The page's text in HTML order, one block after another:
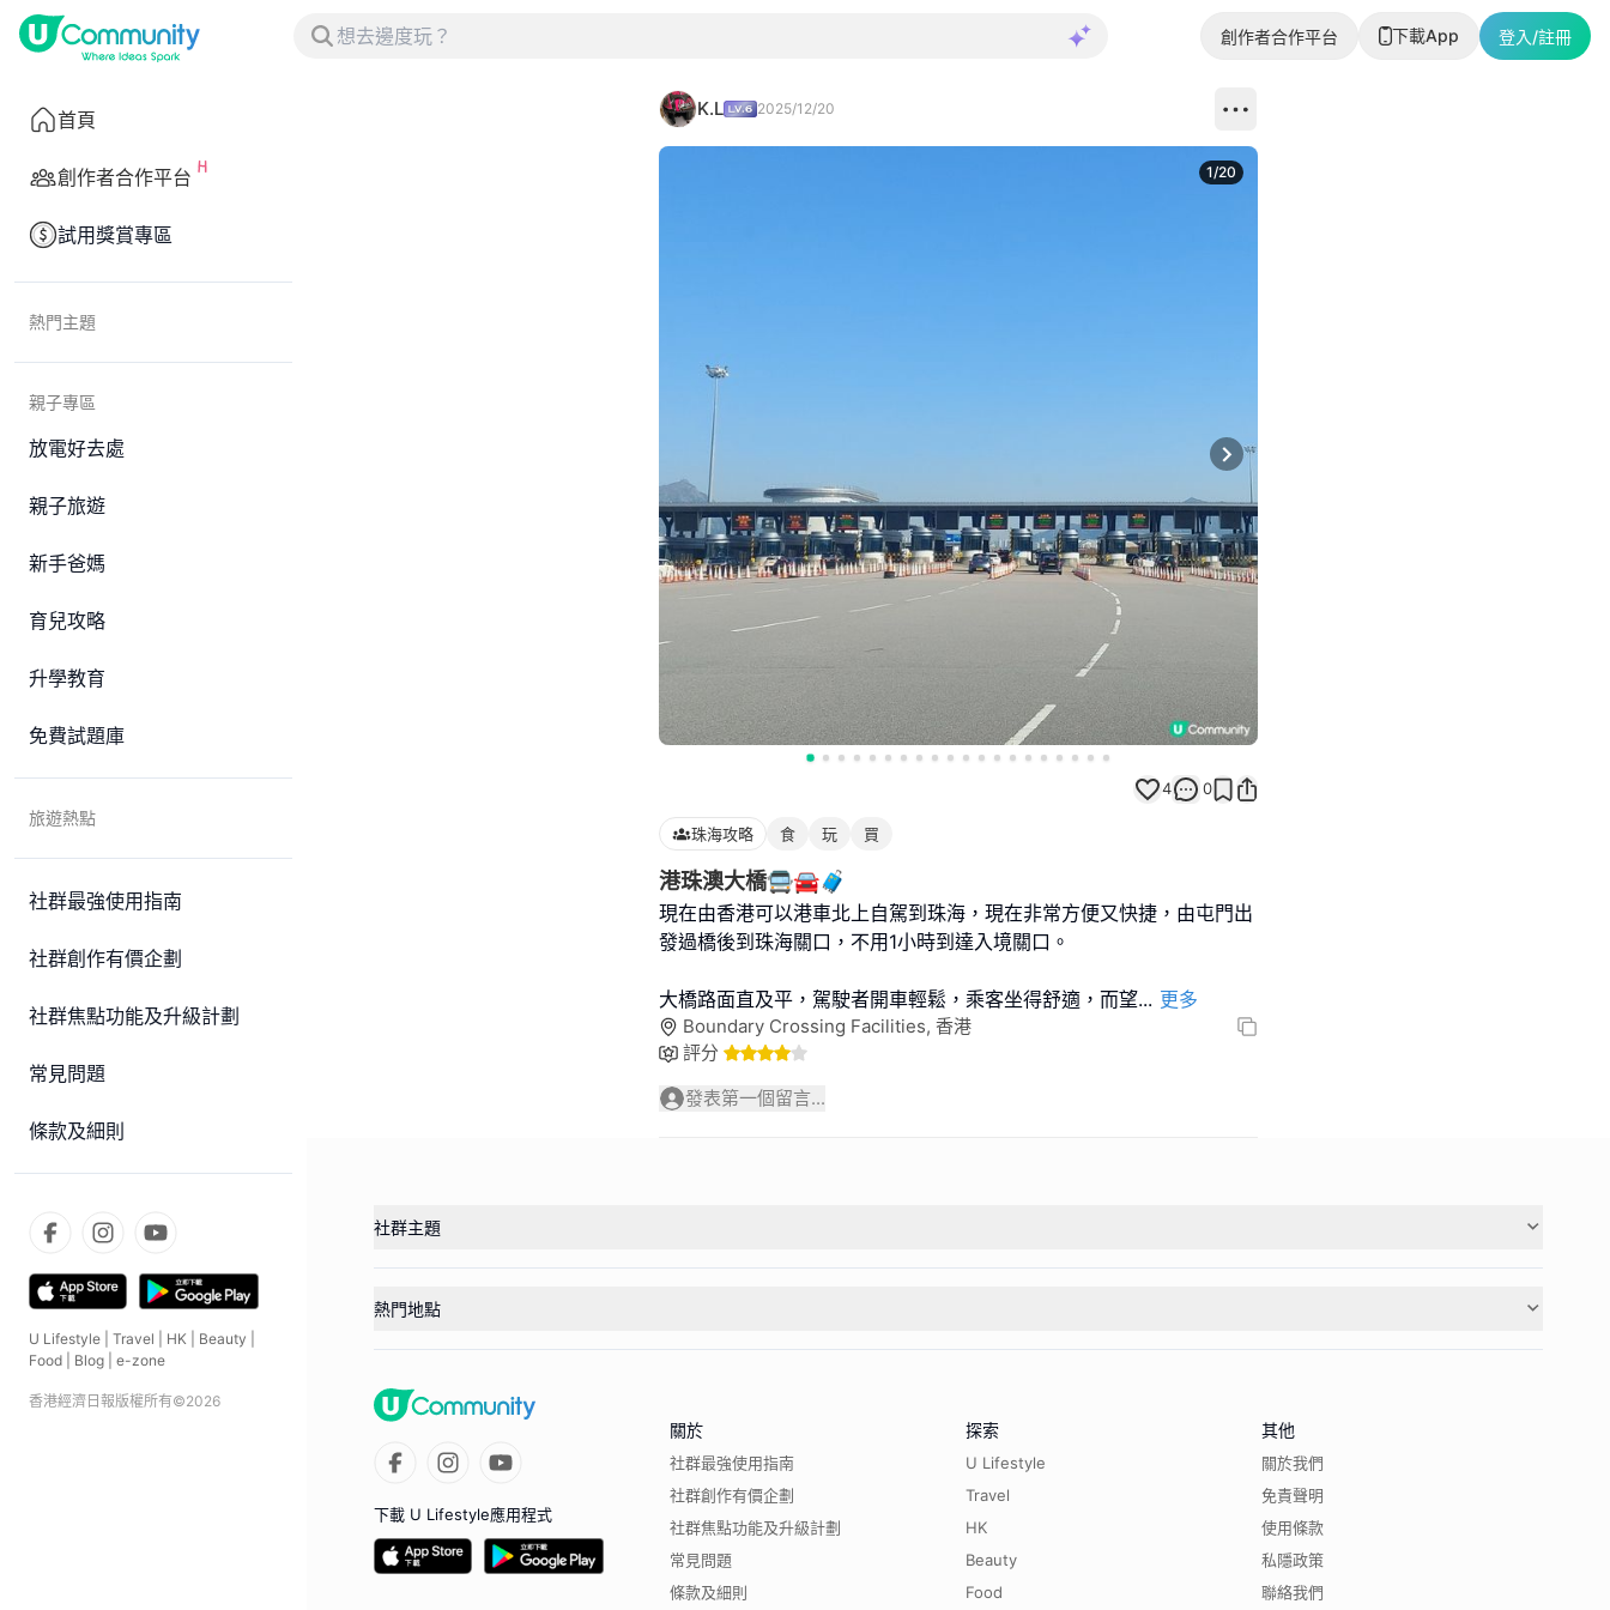
創作者合作平台 下載App 登入/註冊
首頁
創作者合作平台
試用獎賞專區
熱門主題
親子專區
放電好去處
親子旅遊
新手爸媽
育兒攻略
升學教育
免費試題庫
旅遊熱點
社群最強使用指南
社群創作有價企劃
社群焦點功能及升級計劃
常見問題
條款及細則
U Lifestyle Travel HK Beauty
Food
Blog e-zone
香港經濟日報版權所有©2026
K.L 2025/12/20
Next slide
1/20
4 0
珠海攻略 食 玩 買
港珠澳大橋🚍🚘🧳
現在由香港可以港車北上自駕到珠海，現在非常方便又快捷，由屯門出
發過橋後到珠海關口，不用1小時到達入境關口。
大橋路面直及平，駕駛者開車輕鬆，乘客坐得舒適，而望... 更多
Boundary Crossing Facilities, 香港
評分
發表第一個留言...
社群主題
熱門地點
下載 U Lifestyle應用程式
關於
社群最強使用指南
社群創作有價企劃
社群焦點功能及升級計劃
常見問題
條款及細則
探索
U Lifestyle
Travel
HK
Beauty
Food
其他
關於我們
免責聲明
使用條款
私隱政策
聯絡我們